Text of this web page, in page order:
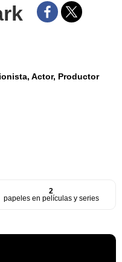
Actor, Productor
2
papeles en películas y series